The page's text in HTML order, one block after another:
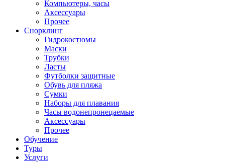
Компьютеры, часы
Аксессуары
Прочее
Снорклинг
Гидрокостюмы
Маски
Трубки
Ласты
Футболки защитные
Обувь для пляжа
Сумки
Наборы для плавания
Часы водонепронецаемые
Аксессуары
Прочее
Обучение
Туры
Услуги